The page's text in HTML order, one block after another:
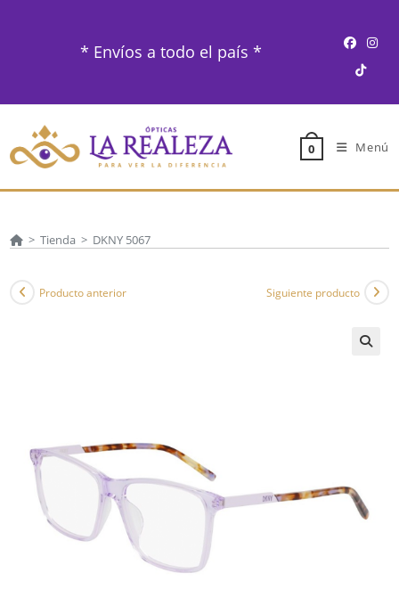
* Envíos a todo el país *
0 Menú
> Tienda > DKNY 5067
Producto anterior Siguiente producto